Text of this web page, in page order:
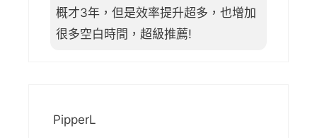
概才3年，但是效率提升超多，也增加
很多空白時間，超級推薦!
PipperL